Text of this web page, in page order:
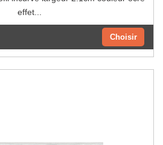
effet...
Choisir